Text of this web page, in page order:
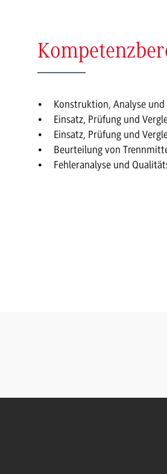
Konstruktion, Analyse
Einsatz, Prüfung und
Einsatz, Prüfung und
Beurteilung von
Fehleranalyse und